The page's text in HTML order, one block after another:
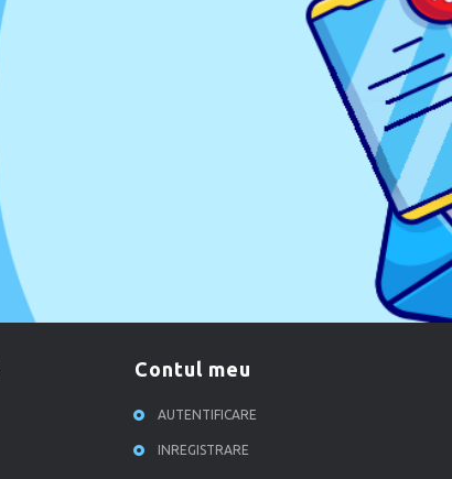
contul meu
AUTENTIFICARE
INREGISTRARE